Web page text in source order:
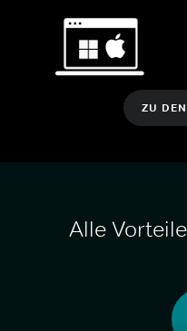
ZU
Alle